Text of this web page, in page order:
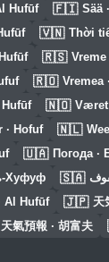
Hufūf 🇫🇮 Sää
🇻🇳 Thời
🇷🇸
🇷🇴 Vremea
🇳🇴 Været
· Hofuf 🇳🇱
🇺🇦 Погода
Хуфуф 🇸🇦
Al Hufūf 🇯🇵 天
天氣預報 · 胡富夫